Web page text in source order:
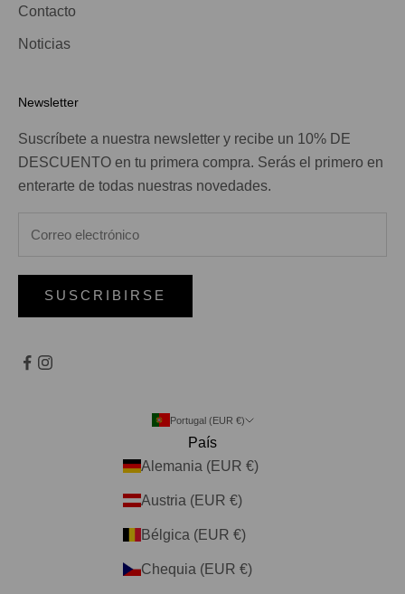
Contacto
Noticias
Newsletter
Suscríbete a nuestra newsletter y recibe un 10% DE
DESCUENTO en tu primera compra. Serás el primero en
enterarte de todas nuestras novedades.
SUSCRIBIRSE
Portugal (EUR €)
País
Alemania (EUR €)
Austria (EUR €)
Bélgica (EUR €)
Chequia (EUR €)